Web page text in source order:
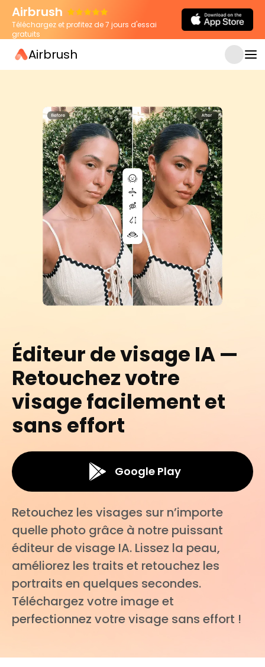
Airbrush
Téléchargez et profitez de 7 jours d'essai
gratuits
Airbrush
Éditeur de visage IA —
Retouchez votre
visage facilement et
sans effort
Retouchez les visages sur n’importe
quelle photo grâce à notre puissant
éditeur de visage IA. Lissez la peau,
améliorez les traits et retouchez les
portraits en quelques secondes.
Téléchargez votre image et
perfectionnez votre visage sans effort !
Google Play